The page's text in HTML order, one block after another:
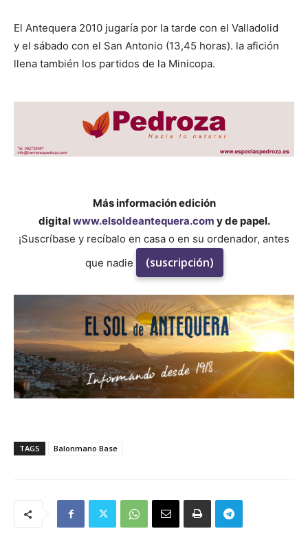
El Antequera 2010 jugaría por la tarde con el Valladolid
y el sábado con el San Antonio (13,45 horas). la afición
llena también los partidos de la Minicopa.
Más información edición
digitalwww.elsoldeantequera.com y de papel.
¡Suscríbase y recíbalo en casa o en su ordenador, antes
que nadie
(suscripción)
TAGS Balonmano Base